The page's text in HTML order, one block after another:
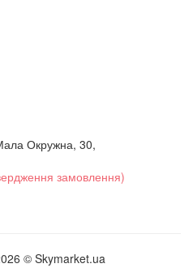
Окружна, 30,
замовлення)
© Skymarket.ua